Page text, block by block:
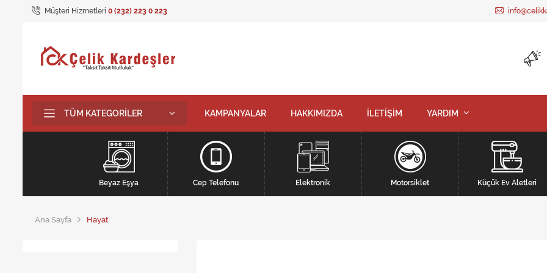
Müşteri Hizmetleri 0 (232) 223 0 223
TÜM KATEGORILER KAMPANYALAR HAKKIMIZDA İLETİŞİM YARDIM
Beyaz Eşya Cep Telefonu Elektronik Motorsiklet Küçük Ev Aletleri
Ana Sayfa Hayat